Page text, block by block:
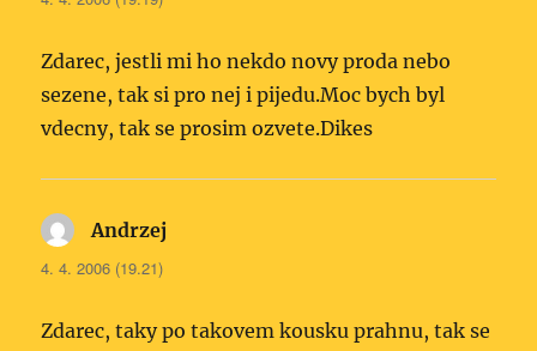
Zdarec, jestli mi ho nekdo novy proda nebo
sezene, tak si pro nej i pijedu.Moc bych byl
vdecny, tak se prosim ozvete.Dikes
Andrzej
4. 4. 2006 (19.21)
Zdarec, taky po takovem kousku prahnu, tak se